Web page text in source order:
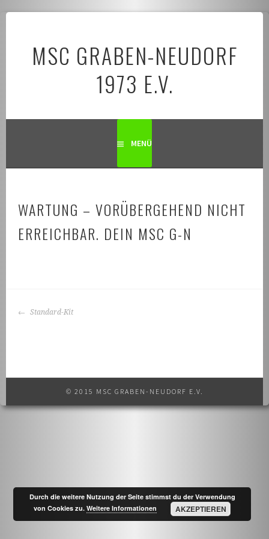
MSC GRABEN-NEUDORF
1973 E.V.
MENÜ
WARTUNG – VORÜBERGEHEND NICHT
ERREICHBAR. DEIN MSC G-N
BEITRAGS-
Standard-Kit
© 2015 MSC GRABEN-NEUDORF E.V.
Durch die weitere Nutzung der Seite stimmst du der Verwendung
von Cookies zu.Weitere Informationen AKZEPTIEREN